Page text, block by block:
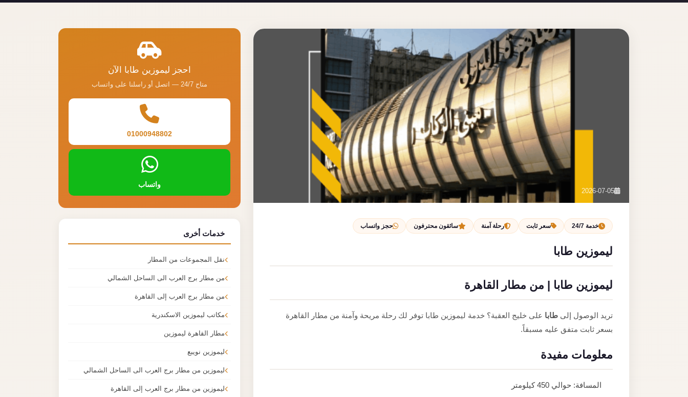
2026-07-05
خدمة 24/7 سعر ثابت رحلة آمنة سائقون محترفون حجز واتساب
ليموزين طابا
ليموزين طابا | من مطار القاهرة
تريد الوصول إلى طابا على خليج العقبة؟ خدمة ليموزين طابا توفر لك رحلة مريحة وآمنة من مطار القاهرة
بسعر ثابت متفق عليه مسبقاً.
معلومات مفيدة
المسافة: حوالي 450 كيلومتر
احجز ليموزين طابا الآن
متاح 24/7 — اتصل أو راسلنا على واتساب
01000948802
واتساب
خدمات أخرى
نقل المجموعات من المطار
من مطار برج العرب الى الساحل الشمالي
من مطار برج العرب إلى القاهرة
مكاتب ليموزين الاسكندرية
مطار القاهرة ليموزين
ليموزين نويبع
ليموزين من مطار برج العرب الى الساحل الشمالي
ليموزين من مطار برج العرب إلى القاهرة